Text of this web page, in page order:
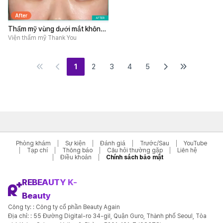
After
Thẩm mỹ vùng dưới mắt không
phẫu thuật
Viện thẩm mỹ Thank You
1 2 3 4 5
Phòng khám Sự kiện Đánh giá Trước/Sau
YouTube
Tạp chí
Thông báo Câu hỏi thường gặp
Liên hệ
Điều khoản
Chính sách bảo mật
REBEAUTY K-
Beauty
Công ty: : Công ty cổ phần Beauty Again
Địa chỉ: : 55 Đường Digital-ro 34-gil, Quận Guro, Thành phố Seoul, Tòa